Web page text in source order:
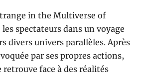
in the Multiverse of
spectateurs dans un voyage
divers univers parallèles. Après
par ses propres actions,
retrouve face à des réalités